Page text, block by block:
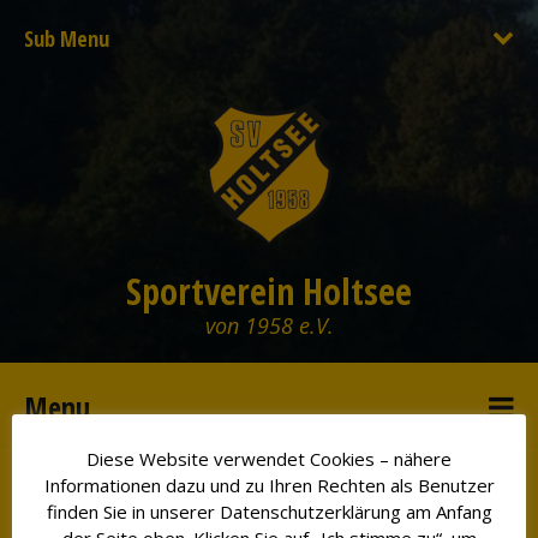
Sub Menu
Sportverein Holtsee
von 1958 e.V.
Menu
Jugendabteilung
Diese Website verwendet Cookies – nähere
Informationen dazu und zu Ihren Rechten als Benutzer
finden Sie in unserer Datenschutzerklärung am Anfang